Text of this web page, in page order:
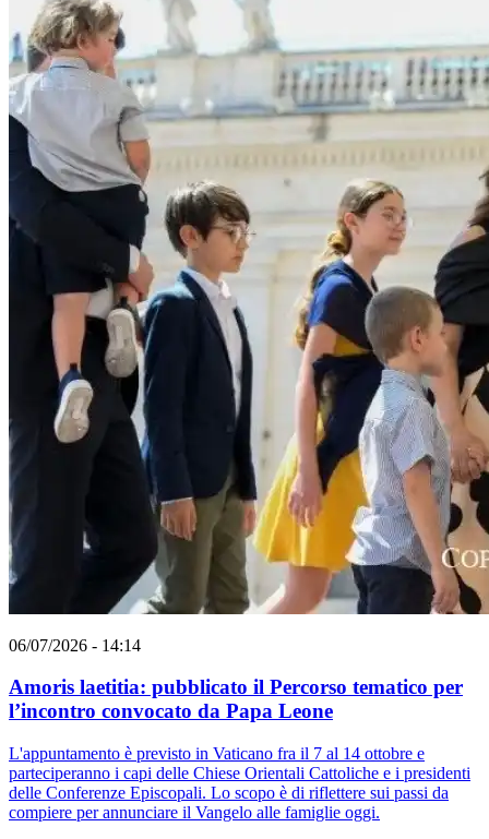
06/07/2026 - 14:14
Amoris laetitia: pubblicato il Percorso tematico per
l’incontro convocato da Papa Leone
L'appuntamento è previsto in Vaticano fra il 7 al 14 ottobre e
parteciperanno i capi delle Chiese Orientali Cattoliche e i presidenti
delle Conferenze Episcopali. Lo scopo è di riflettere sui passi da
compiere per annunciare il Vangelo alle famiglie oggi.